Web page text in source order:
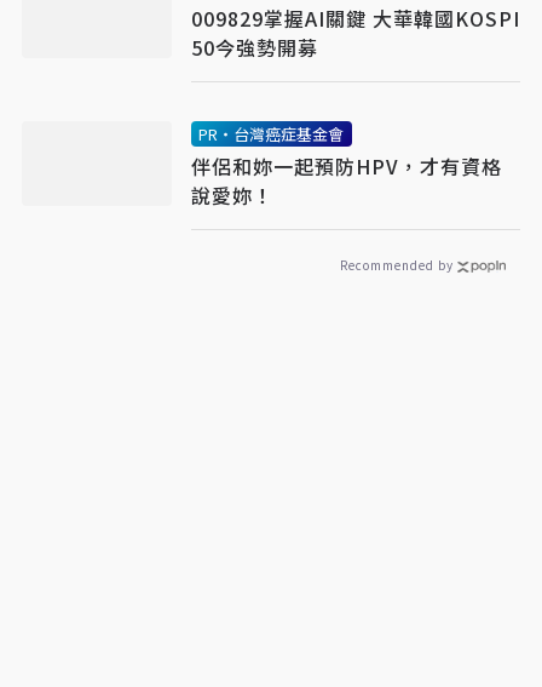
009829掌握AI關鍵 大華韓國KOSPI
50今強勢開募
PR・台灣癌症基金會
伴侶和妳一起預防HPV，才有資格
說愛妳！
Recommended by